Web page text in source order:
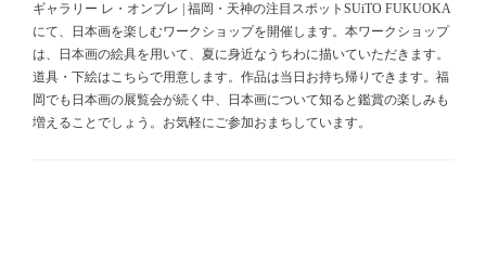
ギャラリー レ・オンブレ | 福岡・天神の注目スポットSUiTO FUKUOKA
にて、日本画を楽しむワークショップを開催します。本ワークショップ
は、日本画の絵具を用いて、夏に身近なうちわに描いていただきます。
道具・下絵はこちらで用意します。作品は当日お持ち帰りできます。福
岡でも日本画の展覧会が続く中、日本画について知ると鑑賞の楽しみも
増えることでしょう。お気軽にご参加おまちしています。